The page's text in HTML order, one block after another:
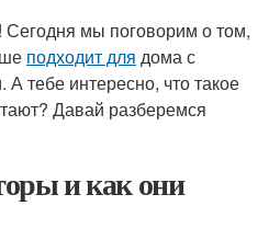
Сегодня мы поговорим о том,
подходит для дома с
тебе интересно, что такое
Давай разберемся
и как они